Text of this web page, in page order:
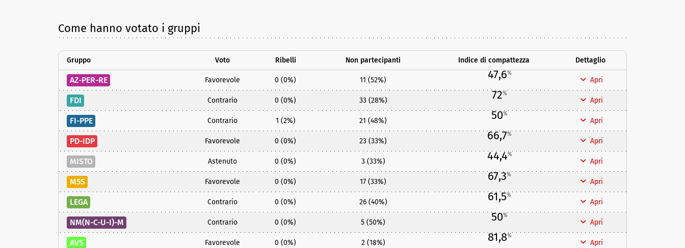
Come hanno votato i gruppi
Gruppo Voto Ribelli Non partecipanti Indice di compattezza Dettaglio
AZ-PER-RE Favorevole 0 (0%) 11 (52%) 47,6%
Apri
FDI Contrario 0 (0%) 33 (28%) 72%
Apri
FI-PPE Contrario 1 (2%) 21 (48%) 50%
Apri
PD-IDP Favorevole 0 (0%) 23 (33%) 66,7%
Apri
MISTO Astenuto 0 (0%) 3 (33%) 44,4%
Apri
M5S Favorevole 0 (0%) 17 (33%) 67,3%
Apri
LEGA Contrario 0 (0%) 26 (40%) 61,5%
Apri
NM(N-C-U-I)-M Contrario 0 (0%) 5 (50%) 50%
Apri
AVS Favorevole 0 (0%) 2 (18%) 81,8%
Apri